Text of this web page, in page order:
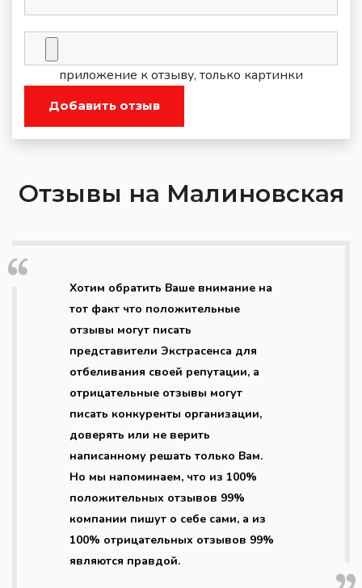
приложение к отзыву, только картинки
Добавить отзыв
Отзывы на Малиновская
Хотим обратить Ваше внимание на
тот факт что положительные
отзывы могут писать
представители Экстрасенса для
отбеливания своей репутации, а
отрицательные отзывы могут
писать конкуренты организации,
доверять или не верить
написанному решать только Вам.
Но мы напоминаем, что из 100%
положительных отзывов 99%
компании пишут о себе сами, а из
100% отрицательных отзывов 99%
являются правдой.